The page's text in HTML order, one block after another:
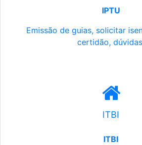
IPTU
Emissão de guias, solicitar
certidão,
ITBI
ITBI